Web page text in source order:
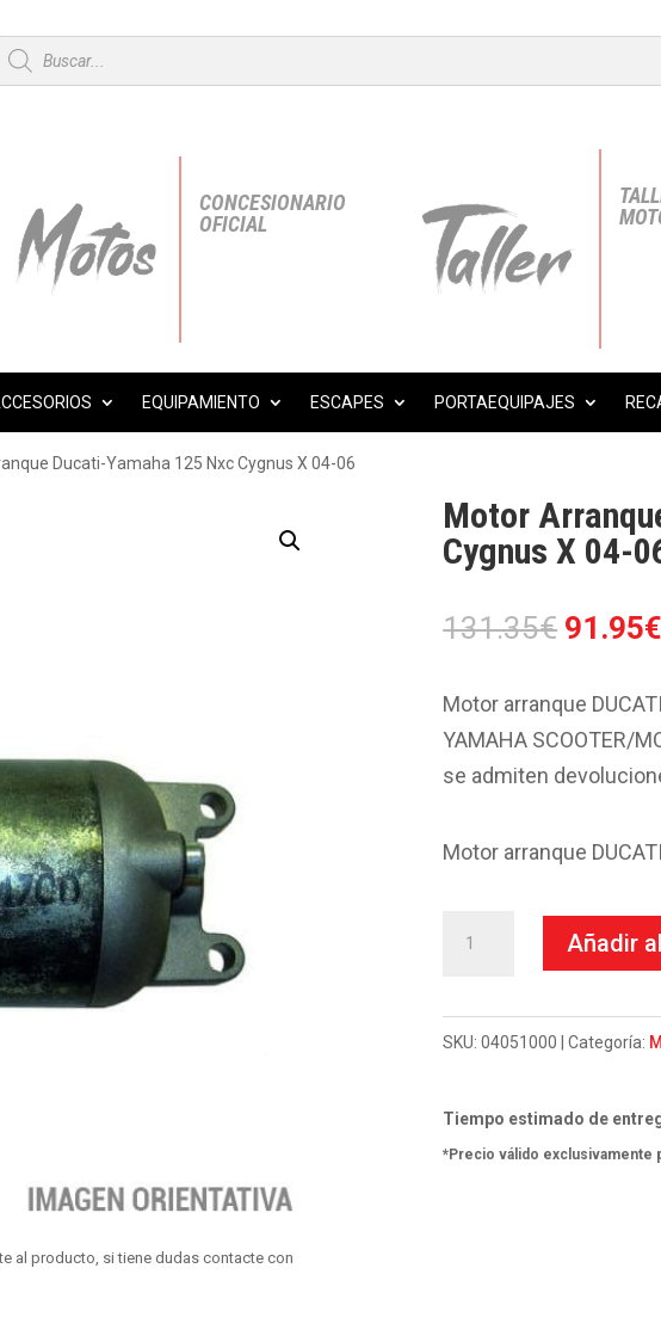
Búsqueda
de
CONCESIONARIO
OFICIAL
EQUIPAMIENTO ESCAPES PORTAEQUIPAJES
Ducati-Yamaha 125 Nxc Cygnus X 04-06
al producto, si tiene dudas contacte con
Motor
Cygnus X 04-
131.35€ El
original
era:
91.95€
Motor arranque
YAMAHA SCOOTER/
se admiten
Motor arranque
Yamaha
Nxc
Cygnus
Añadir
SKU:04051000 Categoría:
Tiempo estimado de
*Precio válido exclusivamente